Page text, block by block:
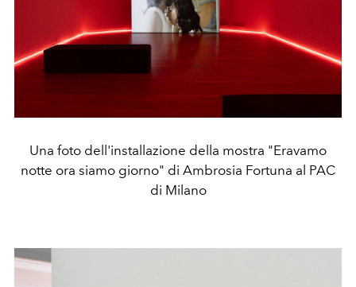
Una foto dell'installazione della mostra "Eravamo
notte ora siamo giorno" di Ambrosia Fortuna al PAC
di Milano